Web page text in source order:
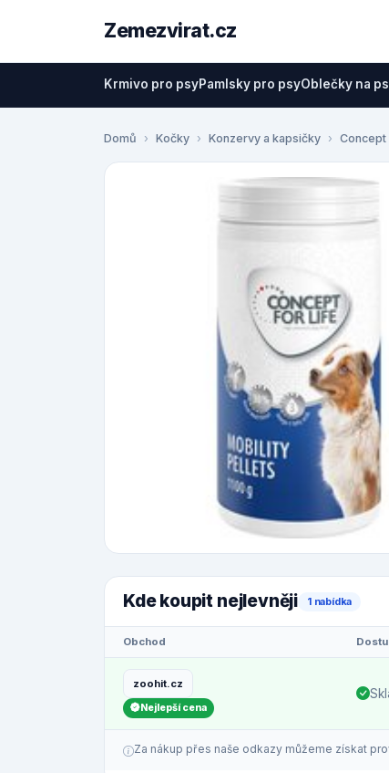
Zemezvirat.cz
Krmivo pro psyPamlsky pro psyOblečky na
Domů Kočky Konzervy a kapsičky
Kde koupit nejlevněji 1 nabídka
Obchod
zoohit.cz
Nejlepší cena
Za nákup přes naše odkazy můžeme získat